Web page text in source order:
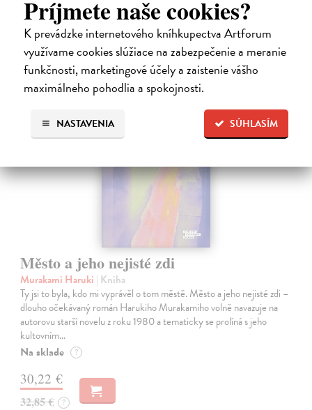
Príjmete naše cookies?
K prevádzke internetového kníhkupectva Artforum
využívame cookies slúžiace na zabezpečenie a meranie
funkčnosti, marketingové účely a zaistenie vášho
maximálneho pohodlia a spokojnosti.
SÚHLASÍM
NASTAVENIA
12,30 €
12,95 €
novinka
Město a jeho nejisté zdi
Murakami Haruki | Kniha
Ty jsi to byla, kdo mi vyprávěl o tom městě. Město a jeho nejisté zdi –
dlouho očekávaný román Harukiho Murakamiho volně navazuje na
autorovu starší novelu z roku 1980 a tematicky se prolíná s jeho
kultovním…
Na sklade ?
30,22 €
32,85 € ?